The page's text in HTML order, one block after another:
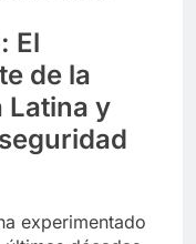
El
de la
Latina y
experimentado